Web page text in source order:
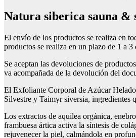
Natura siberica sauna &
El envío de los productos se realiza en
productos se realiza en un plazo de 1 a
Se aceptan las devoluciones de
va acompañada de la devolución del
El Exfoliante Corporal de Azúcar
Silvestre y Taimyr siversia, ingredientes
Los extractos de aquilea orgánica,
frambuesa ártica activa la síntesis de
rejuvenecer la piel, calmándola en